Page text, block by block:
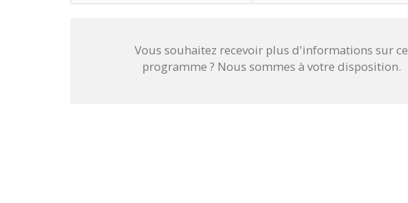
Vous souhaitez recevoir plus d'informations sur ce
programme ? Nous sommes à votre disposition.